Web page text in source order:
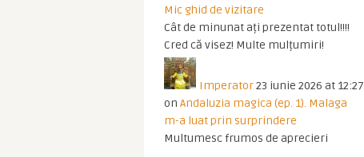
Mic ghid de vizitare
Cât de minunat ați prezentat totul!!!!
Cred că visez! Multe mulțumiri!
Imperator23 iunie 2026 at 12:27
on Andaluzia magica (ep. 1). Malaga
m-a luat prin surprindere
Multumesc frumos de aprecieri